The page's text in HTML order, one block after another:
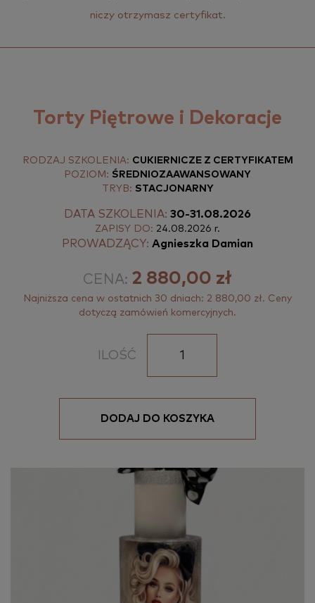
ni­czy otrzy­masz cer­ty­fi­kat.
Torty Piętrowe i Dekoracje
RODZAJ SZKOLENIA: CUKIERNICZE Z CERTYFIKATEM
POZIOM: ŚREDNIOZAAWANSOWANY
TRYB: STACJONARNY
DATA SZKOLENIA: 30-31.08.2026
ZAPISY DO: 24.08.2026 r.
PROWADZĄCY: Agnieszka Damian
CENA: 2 880,00 zł
Najniższa cena w ostatnich 30 dniach: 2 880,00 zł. Ceny
dotyczą zamówień komercyjnych.
ILOŚĆ
DODAJ DO KOSZYKA